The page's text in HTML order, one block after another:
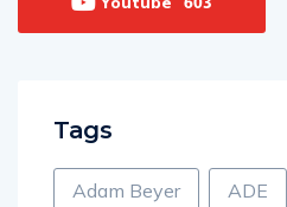
603
Tags
Adam Beyer ADE